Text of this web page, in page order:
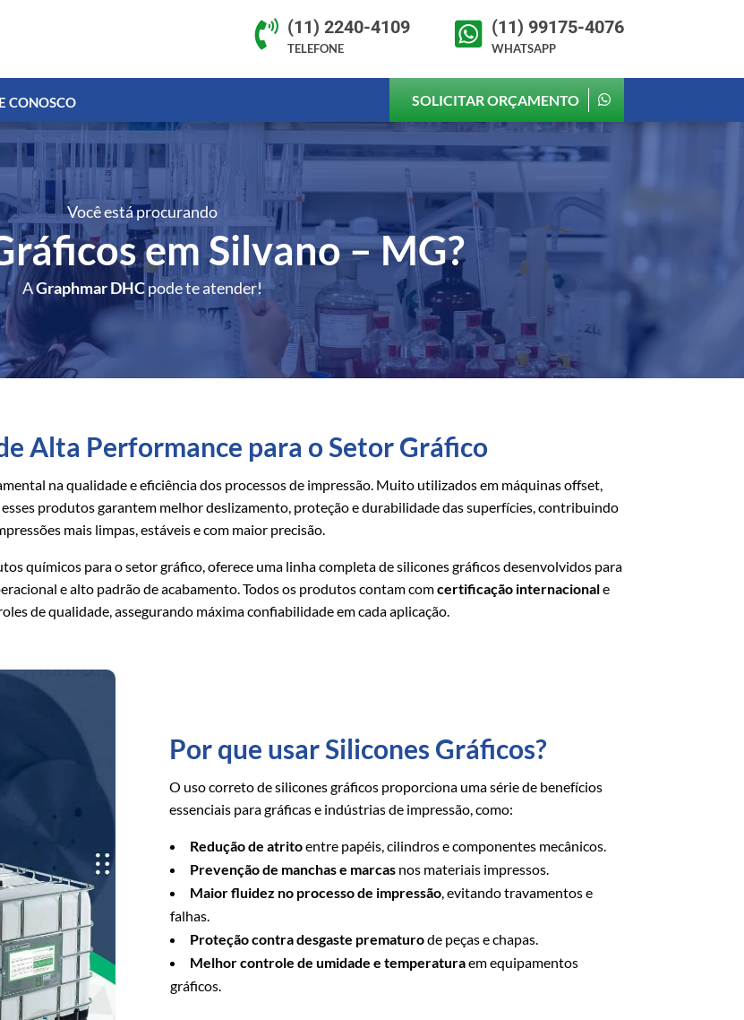
 (11) 2240-4109
TELEFONE  (11) 99175-4076
WHATSAPP
CONOSCO SOLICITAR ORÇAMENTO
Você está procurando
em Silvano – MG?
AGraphmar DHCpode te atender!
Alta Performance para o Setor Gráfico
na qualidade e eficiência dos processos de impressão. Muito utilizados em máquinas offset,
produtos garantem melhor deslizamento, proteção e durabilidade das superfícies, contribuindo
mais limpas, estáveis e com maior precisão.
químicos para o setor gráfico, oferece uma linha completa de silicones gráficos desenvolvidos para
e alto padrão de acabamento. Todos os produtos contam comcertificação internacionale
de qualidade, assegurando máxima confiabilidade em cada aplicação.
Por que usar Silicones Gráficos?
O uso correto de silicones gráficos proporciona uma série de benefícios
essenciais para gráficas e indústrias de impressão, como:
Redução de atritoentre papéis, cilindros e componentes mecânicos.
Prevenção de manchas e marcasnos materiais impressos.
Maior fluidez no processo de impressão, evitando travamentos e
falhas.
Proteção contra desgaste prematurode peças e chapas.
Melhor controle de umidade e temperaturaem equipamentos
gráficos.